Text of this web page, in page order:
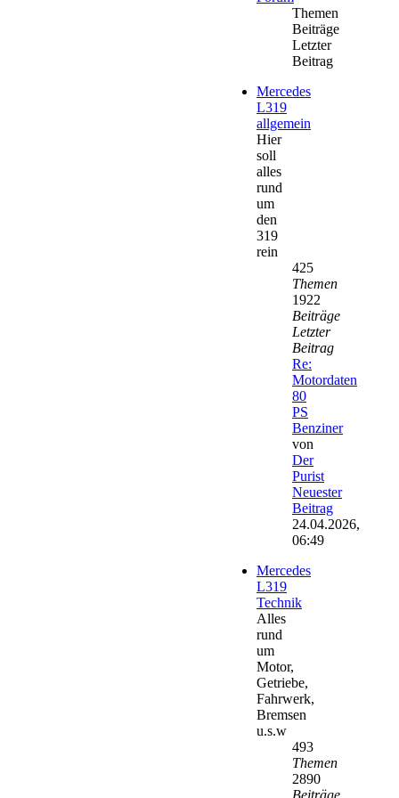
Themen
Beiträge
Letzter
Beitrag
Mercedes
L319
allgemein
Hier
soll
alles
rund
um
den
319
rein
425
Themen
1922
Beiträge
Letzter
Beitrag
Re:
Motordaten
80
PS
Benziner
von
Der
Purist
Neuester
Beitrag
24.04.2026,
06:49
Mercedes
L319
Technik
Alles
rund
um
Motor,
Getriebe,
Fahrwerk,
Bremsen
u.s.w
493
Themen
2890